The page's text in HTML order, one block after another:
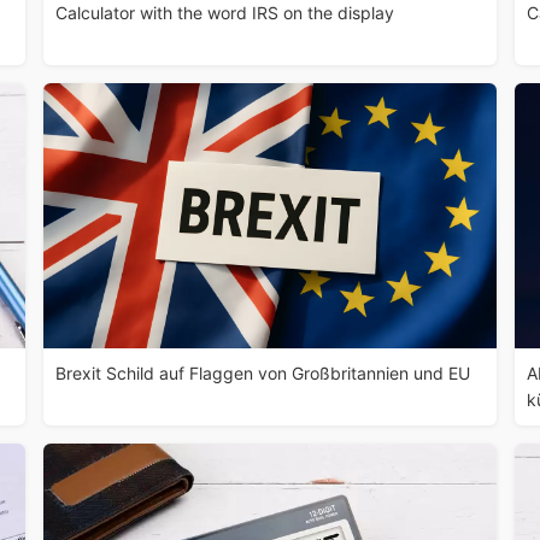
Calculator with the word IRS on the display
Brexit Schild auf Flaggen von Großbritannien und EU